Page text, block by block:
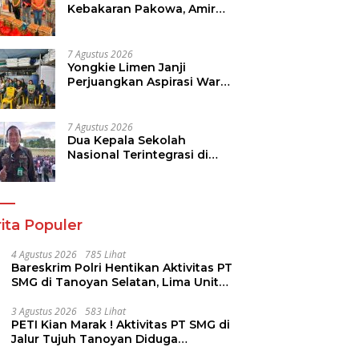
Kebakaran Pakowa, Amir
7 Agustus 2026
Yongkie Limen Janji
Perjuangkan Aspirasi Warga
7 Agustus 2026
Dua Kepala Sekolah
Nasional Terintegrasi di
Populer
4 Agustus 2026 785 Lihat
Bareskrim Polri Hentikan Aktivitas PT
SMG di Tanoyan Selatan, Lima Unit
3 Agustus 2026 583 Lihat
PETI Kian Marak ! Aktivitas PT SMG di
Jalur Tujuh Tanoyan Diduga